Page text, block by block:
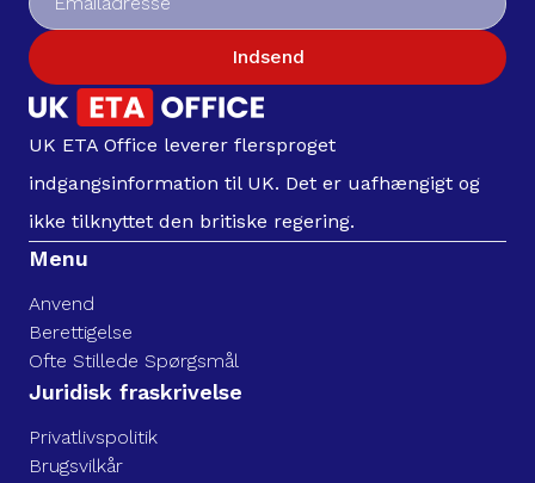
Indsend
UK ETA Office leverer flersproget
indgangsinformation til UK. Det er uafhængigt og
ikke tilknyttet den britiske regering.
Menu
Anvend
Berettigelse
Ofte Stillede Spørgsmål
Juridisk fraskrivelse
Privatlivspolitik
Brugsvilkår